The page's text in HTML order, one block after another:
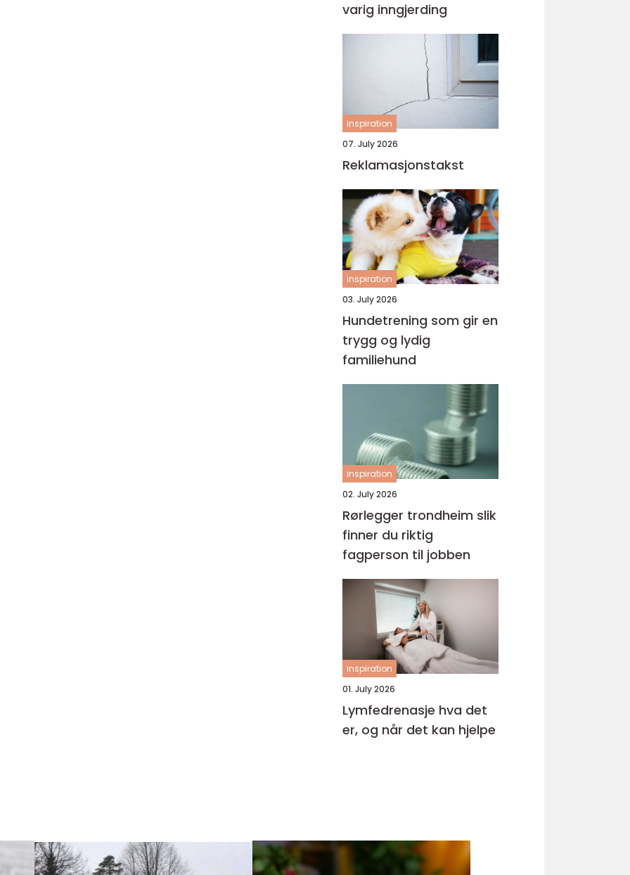
varig inngjerding
inspiration
07. July 2026
Reklamasjonstakst
inspiration
03. July 2026
Hundetrening som gir en
trygg og lydig
familiehund
inspiration
02. July 2026
Rørlegger trondheim slik
finner du riktig
fagperson til jobben
inspiration
01. July 2026
Lymfedrenasje hva det
er, og når det kan hjelpe